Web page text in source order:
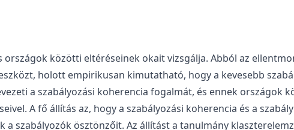
országok közötti eltéréseinek okait vizsgálja. Abból az
holott empirikusan kimutatható, hogy a kevesebb
a szabályozási koherencia fogalmát, és ennek országok
A fő állítás az, hogy a szabályozási koherencia és a
a szabályozók ösztönzőit. Az állítást a tanulmány